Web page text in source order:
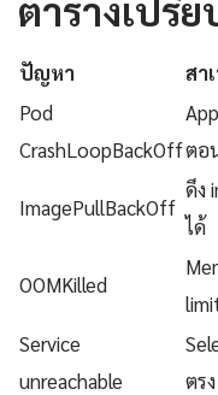
ปัญหา สา
Pod
CrashLoopBackOffตอ
ImagePullBackOff
ดึง
ได้
OOMKilled
Service
unreachable
ตร